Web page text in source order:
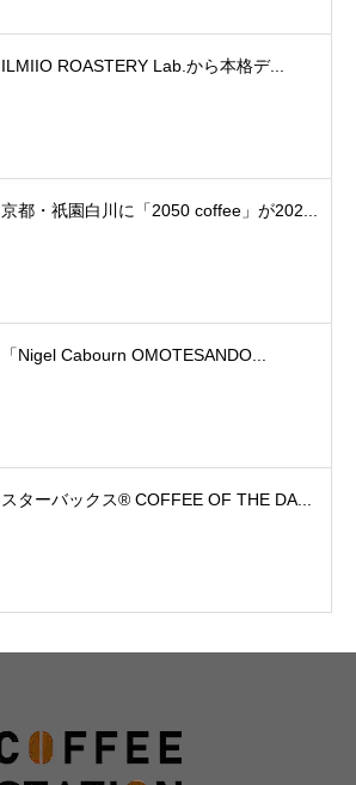
ILMIIO ROASTERY Lab.から本格デ...
京都・祇園白川に「2050 coffee」が202...
「Nigel Cabourn OMOTESANDO...
スターバックス® COFFEE OF THE DA...